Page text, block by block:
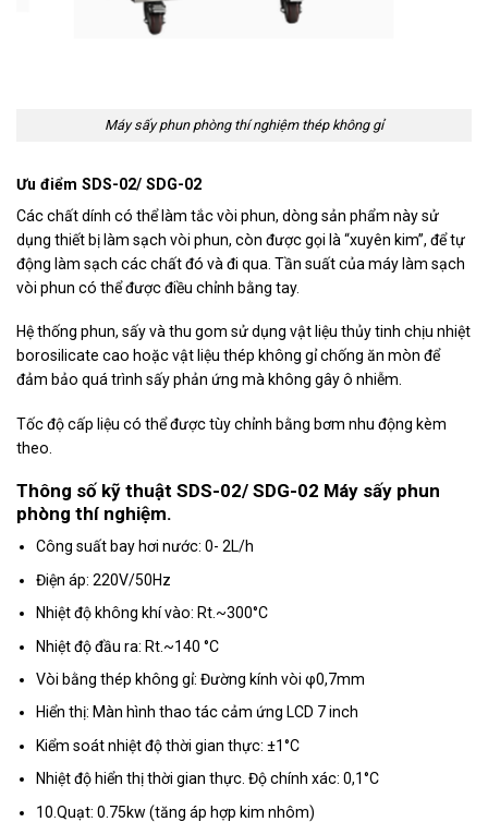
Máy sấy phun phòng thí nghiệm thép không gỉ
Ưu điểm SDS-02/ SDG-02
Các chất dính có thể làm tắc vòi phun, dòng sản phẩm này sử
dụng thiết bị làm sạch vòi phun, còn được gọi là “xuyên kim”, để tự
động làm sạch các chất đó và đi qua. Tần suất của máy làm sạch
vòi phun có thể được điều chỉnh bằng tay.
Hệ thống phun, sấy và thu gom sử dụng vật liệu thủy tinh chịu nhiệt
borosilicate cao hoặc vật liệu thép không gỉ chống ăn mòn để
đảm bảo quá trình sấy phản ứng mà không gây ô nhiễm.
Tốc độ cấp liệu có thể được tùy chỉnh bằng bơm nhu động kèm
theo.
​Thông số kỹ thuật SDS-02/ SDG-02 Máy sấy phun
phòng thí nghiệm.
Công suất bay hơi nước: 0- 2L/h
Điện áp: 220V/50Hz
Nhiệt độ không khí vào: Rt.~300°C
Nhiệt độ đầu ra: Rt.~140 °C
Vòi bằng thép không gỉ: Đường kính vòi φ0,7mm
Hiển thị: Màn hình thao tác cảm ứng LCD 7 inch
Kiểm soát nhiệt độ thời gian thực: ±1°C
Nhiệt độ hiển thị thời gian thực. Độ chính xác: 0,1°C
10.Quạt: 0.75kw (tăng áp hợp kim nhôm)